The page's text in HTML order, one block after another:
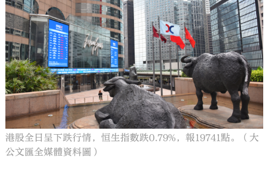
港股全日呈下跌行情，恒生指數跌0.79%，報19741點。（大
公文匯全媒體資料圖）